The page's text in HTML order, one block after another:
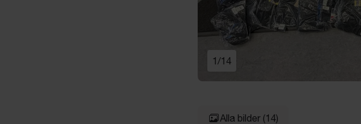
1 /14
Alla bilder (14)